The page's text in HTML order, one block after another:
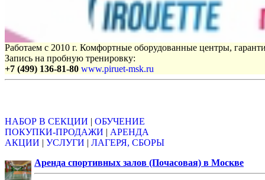
Работаем с 2010 г. Комфортные оборудованные центры,
Запись на пробную тренировку:
+7 (499) 136-81-80 www.piruet-msk.ru
НАБОР В СЕКЦИИ | ОБУЧЕНИЕ
ПОКУПКИ-ПРОДАЖИ | АРЕНДА
АКЦИИ | УСЛУГИ | ЛАГЕРЯ, СБОРЫ
Аренда спортивных залов (Почасовая) в Москве